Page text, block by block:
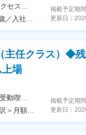
掲載予定期間
更新日：
主任クラス）◆
上場
掲載予定期間
更新日：